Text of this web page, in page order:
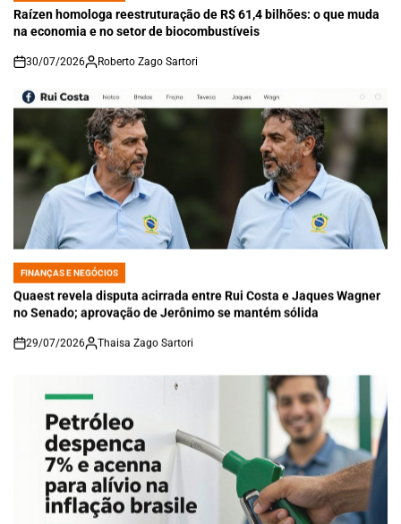
IN
Raízen homologa reestruturação de R$ 61,4 bilhões: o que muda
na economia e no setor de biocombustíveis
on
30/07/2026 Roberto Zago Sartori
POSTED
IN
FINANÇAS E NEGÓCIOS
Quaest revela disputa acirrada entre Rui Costa e Jaques Wagner
no Senado; aprovação de Jerônimo se mantém sólida
on
29/07/2026 Thaisa Zago Sartori